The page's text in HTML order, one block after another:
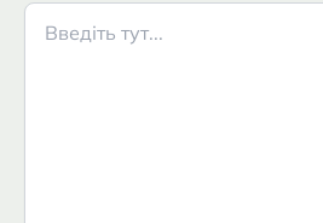
Введіть
тут...